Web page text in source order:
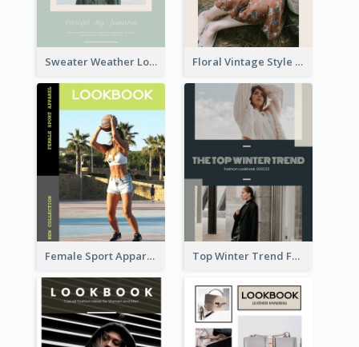
Sweater Weather Lookbook Floral Vintage Style Lookbook
Female Sport Apparel Lookbook Top Winter Trend Fashion Lookbook